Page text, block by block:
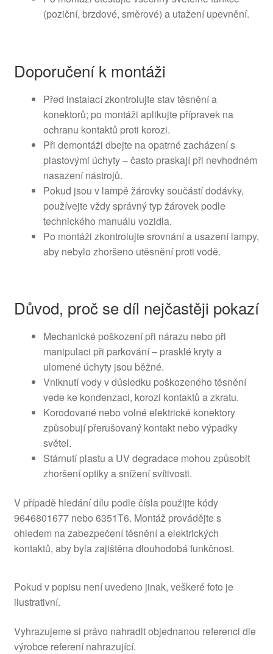
(poziční, brzdové, směrové) a utažení upevnění.
Doporučení k montáži
Před instalací zkontrolujte stav těsnění a
konektorů; po montáži aplikujte přípravek na
ochranu kontaktů proti korozi.
Při demontáži dbejte na opatrné zacházení s
plastovými úchyty – často praskají při nevhodném
nasazení nástrojů.
Pokud jsou v lampě žárovky součástí dodávky,
používejte vždy správný typ žárovek podle
technického manuálu vozidla.
Po montáži zkontrolujte srovnání a usazení lampy,
aby nebylo zhoršeno utěsnění proti vodě.
Důvod, proč se díl nejčastěji pokazí
Mechanické poškození při nárazu nebo při
manipulaci při parkování – prasklé kryty a
ulomené úchyty jsou běžné.
Vniknutí vody v důsledku poškozeného těsnění
vede ke kondenzaci, korozi kontaktů a zkratu.
Korodované nebo volné elektrické konektory
způsobují přerušovaný kontakt nebo výpadky
světel.
Stárnutí plastu a UV degradace mohou způsobit
zhoršení optiky a snížení svítivosti.
V případě hledání dílu podle čísla použijte kódy
9646801677 nebo 6351T6. Montáž provádějte s
ohledem na zabezpečení těsnění a elektrických
kontaktů, aby byla zajištěna dlouhodobá funkčnost.
Pokud v popisu není uvedeno jinak, veškeré foto je
ilustrativní.
Vyhrazujeme si právo nahradit objednanou referenci dle
výrobce referení nahrazující.